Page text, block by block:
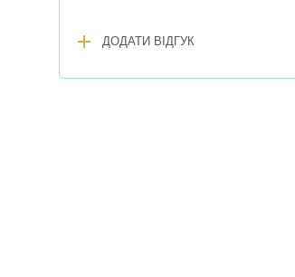
add ДОДАТИ ВІДГУК